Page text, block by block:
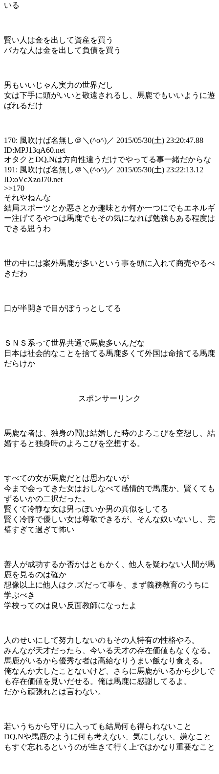
いる
賢い人は金を出して資産を買う
バカな人は金を出して負債を買う
男もいいじゃん実力の世界だし
女は下手に頭がいいと敬遠されるし、馬鹿でもいいように遊
ばれるだけ
170: 風吹けば名無し＠＼(^o^)／ 2015/05/30(土) 23:20:47.88
ID:MPJ13qA60.net
オタクとDQ,Nは方向性違うだけでやってる事一緒だからな
191: 風吹けば名無し＠＼(^o^)／ 2015/05/30(土) 23:22:13.12
ID:oVcXzoJ70.net
>>170
それやねんな
結局スポーツとか悪さとか趣味とか何か一つにでもエネルギ
ー注げてるやつは馬鹿でもその気になれば勉強もある程度は
できる思うわ
世の中には案外馬鹿が多いという事を頭に入れて商売やるべ
きだわ
口が半開きで目がぼうっとしてる
ＳＮＳ系って世界共通で馬鹿多いんだな
日本は社会的なことを捨てる馬鹿多くて外国は命捨てる馬鹿
だらけか
スポンサーリンク
馬鹿な者は、独身の間は結婚した時のよろこびを空想し、結
婚すると独身時のよろこびを空想する。
すべての女が馬鹿だとは思わないが
今まで会ってきた女はおしなべて感情的で馬鹿か、賢くても
ずるいかの二択だった。
賢くて冷静な女は男っぽいか男の真似をしてる
賢く冷静で優しい女は尊敬できるが、そんな奴いないし、完
璧すぎて過ぎて怖い
善人が成功するか否かはともかく、他人を疑わない人間が馬
鹿を見るのは確か
想像以上に他人はク.ズだって事を、まず義務教育のうちに
学ぶべき
学校ってのは良い反面教師になったよ
人のせいにして努力しないのもその人特有の性格やろ。
みんなが天才だったら、今いる天才の存在価値もなくなる。
馬鹿がいるから優秀な者は高給なりうまい飯なり食える。
俺なんか大したことないけど、さらに馬鹿がいるから少しで
も存在価値を見いだせる。俺は馬鹿に感謝してるよ。
だから頑張れとは言わない。
若いうちから守りに入っても結局何も得られないこと
DQ,Nや馬鹿のように何も考えない、気にしない、嫌なこと
もすぐ忘れるというのが生きて行く上ではかなり重要なこと